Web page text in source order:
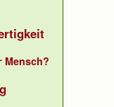
Mensch?